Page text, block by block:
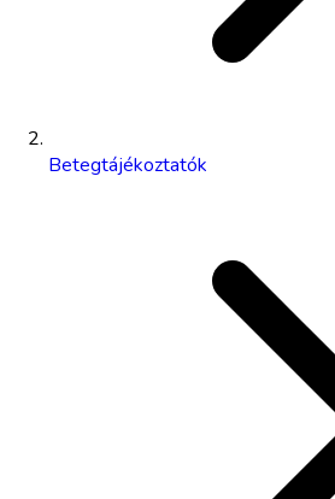
Betegtájékoztatók